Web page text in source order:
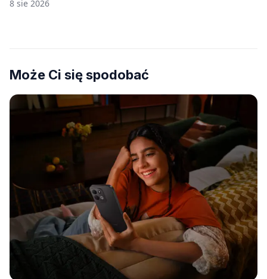
8 sie 2026
Może Ci się spodobać